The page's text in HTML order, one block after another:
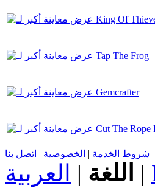
| شروط الخدمة | الخصوصية | اتصل بنا
اللغة | العربية |